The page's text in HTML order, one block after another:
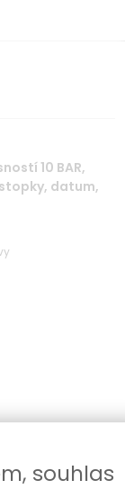
10 BAR,
datum,
souhlas